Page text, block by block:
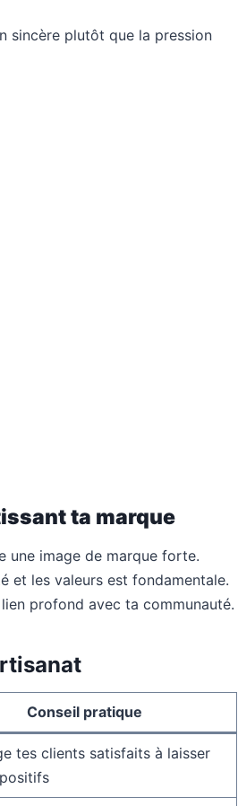
sincère plutôt que la pression
ta marque
une image de marque forte.
et les valeurs est fondamentale.
profond avec ta communauté.
Conseil pratique
tes clients satisfaits à laisser